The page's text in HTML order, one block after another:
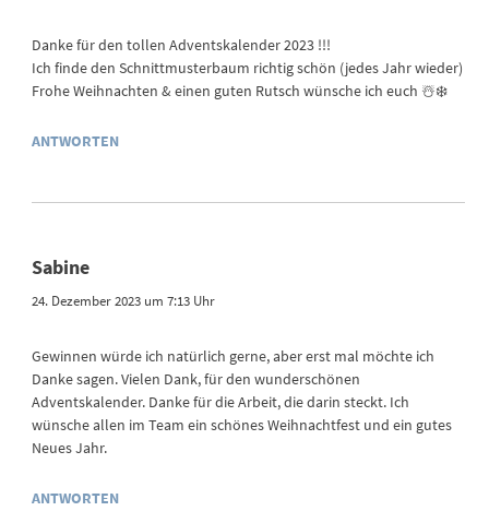
Danke für den tollen Adventskalender 2023 !!!
Ich finde den Schnittmusterbaum richtig schön (jedes Jahr wieder)
Frohe Weihnachten & einen guten Rutsch wünsche ich euch ☃️❄️
ANTWORTEN
Sabine
24. Dezember 2023 um 7:13 Uhr
Gewinnen würde ich natürlich gerne, aber erst mal möchte ich
Danke sagen. Vielen Dank, für den wunderschönen
Adventskalender. Danke für die Arbeit, die darin steckt. Ich
wünsche allen im Team ein schönes Weihnachtfest und ein gutes
Neues Jahr.
ANTWORTEN